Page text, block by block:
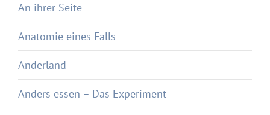
An ihrer Seite
Anatomie eines Falls
Anderland
Anders essen – Das Experiment